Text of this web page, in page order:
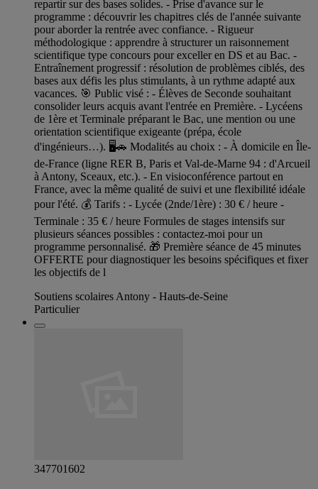
repartir sur des bases solides. - Prise d'avance sur le
programme : découvrir les chapitres clés de l'année suivante
pour aborder la rentrée avec confiance. - Rigueur
méthodologique : apprendre à structurer un raisonnement
scientifique type concours pour exceller en DS et au Bac. -
Entraînement progressif : résolution de problèmes ciblés, des
bases aux défis les plus stimulants, à un rythme adapté aux
vacances. 🎯 Public visé : - Élèves de Seconde souhaitant
consolider leurs acquis avant l'entrée en Première. - Lycéens
de 1ère et Terminale préparant le Bac, une mention ou une
orientation scientifique exigeante (prépa, école
d'ingénieurs…). 🖥️🚗 Modalités au choix : - À domicile en Île-
de-France (ligne RER B, Paris et Val-de-Marne 94 : d'Arcueil
à Antony, Sceaux, etc.). - En visioconférence partout en
France, avec la même qualité de suivi et une flexibilité idéale
pour l'été. 💰 Tarifs : - Lycée (2nde/1ère) : 30 € / heure -
Terminale : 35 € / heure Formules de stages intensifs sur
plusieurs séances possibles : contactez-moi pour un
programme personnalisé. 🎁 Première séance de 45 minutes
OFFERTE pour diagnostiquer les besoins spécifiques et fixer
les objectifs de l
Soutiens scolaires Antony - Hauts-de-Seine
Particulier
347701602